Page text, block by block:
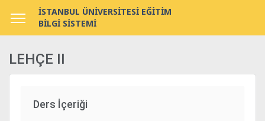
İSTANBUL ÜNİVERSİTESİ EĞİTİM
BİLGİ SİSTEMİ
LEHÇE II
Ders İçeriği